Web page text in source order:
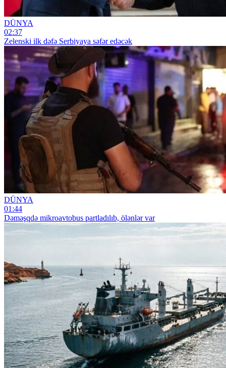
DÜNYA
02:37
Zelenski ilk dəfə Serbiyaya səfər edəcək
DÜNYA
01:44
Dəməşqdə mikroavtobus partladılıb, ölənlər var